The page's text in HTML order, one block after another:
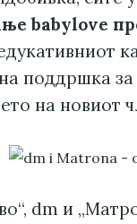
babylove
поддршка за
на новиот
dm и